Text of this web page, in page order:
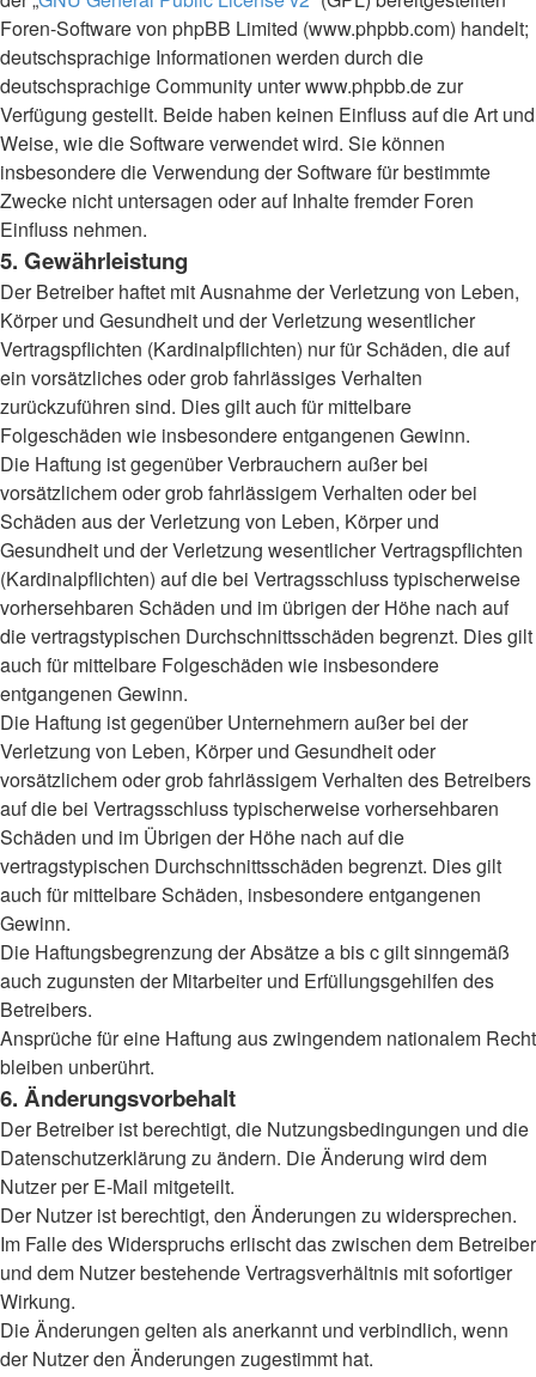
Foren-Software von phpBB Limited (www.phpbb.com) handelt;
deutschsprachige Informationen werden durch die
deutschsprachige Community unter www.phpbb.de zur
Verfügung gestellt. Beide haben keinen Einfluss auf die Art und
Weise, wie die Software verwendet wird. Sie können
insbesondere die Verwendung der Software für bestimmte
Zwecke nicht untersagen oder auf Inhalte fremder Foren
Einfluss nehmen.
5. Gewährleistung
Der Betreiber haftet mit Ausnahme der Verletzung von Leben,
Körper und Gesundheit und der Verletzung wesentlicher
Vertragspflichten (Kardinalpflichten) nur für Schäden, die auf
ein vorsätzliches oder grob fahrlässiges Verhalten
zurückzuführen sind. Dies gilt auch für mittelbare
Folgeschäden wie insbesondere entgangenen Gewinn.
Die Haftung ist gegenüber Verbrauchern außer bei
vorsätzlichem oder grob fahrlässigem Verhalten oder bei
Schäden aus der Verletzung von Leben, Körper und
Gesundheit und der Verletzung wesentlicher Vertragspflichten
(Kardinalpflichten) auf die bei Vertragsschluss typischerweise
vorhersehbaren Schäden und im übrigen der Höhe nach auf
die vertragstypischen Durchschnittsschäden begrenzt. Dies gilt
auch für mittelbare Folgeschäden wie insbesondere
entgangenen Gewinn.
Die Haftung ist gegenüber Unternehmern außer bei der
Verletzung von Leben, Körper und Gesundheit oder
vorsätzlichem oder grob fahrlässigem Verhalten des Betreibers
auf die bei Vertragsschluss typischerweise vorhersehbaren
Schäden und im Übrigen der Höhe nach auf die
vertragstypischen Durchschnittsschäden begrenzt. Dies gilt
auch für mittelbare Schäden, insbesondere entgangenen
Gewinn.
Die Haftungsbegrenzung der Absätze a bis c gilt sinngemäß
auch zugunsten der Mitarbeiter und Erfüllungsgehilfen des
Betreibers.
Ansprüche für eine Haftung aus zwingendem nationalem Recht
bleiben unberührt.
6. Änderungsvorbehalt
Der Betreiber ist berechtigt, die Nutzungsbedingungen und die
Datenschutzerklärung zu ändern. Die Änderung wird dem
Nutzer per E-Mail mitgeteilt.
Der Nutzer ist berechtigt, den Änderungen zu widersprechen.
Im Falle des Widerspruchs erlischt das zwischen dem Betreiber
und dem Nutzer bestehende Vertragsverhältnis mit sofortiger
Wirkung.
Die Änderungen gelten als anerkannt und verbindlich, wenn
der Nutzer den Änderungen zugestimmt hat.